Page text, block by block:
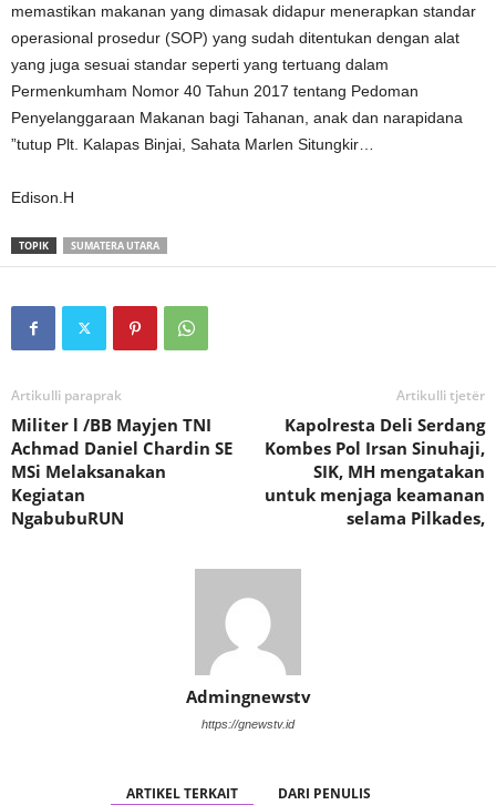
memastikan makanan yang dimasak didapur menerapkan standar
operasional prosedur (SOP) yang sudah ditentukan dengan alat
yang juga sesuai standar seperti yang tertuang dalam
Permenkumham Nomor 40 Tahun 2017 tentang Pedoman
Penyelanggaraan Makanan bagi Tahanan, anak dan narapidana
”tutup Plt. Kalapas Binjai, Sahata Marlen Situngkir…
Edison.H
TOPIK SUMATERA UTARA
Artikulli paraprak
Militer l /BB Mayjen TNI
Achmad Daniel Chardin SE
MSi Melaksanakan
Kegiatan
NgabubuRUN
Artikulli tjetër
Kapolresta Deli Serdang
Kombes Pol Irsan Sinuhaji,
SIK, MH mengatakan
untuk menjaga keamanan
selama Pilkades,
Admingnewstv
https://gnewstv.id
ARTIKEL TERKAIT DARI PENULIS